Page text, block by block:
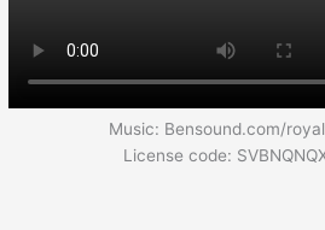
Music: Bensound.com/
License code: